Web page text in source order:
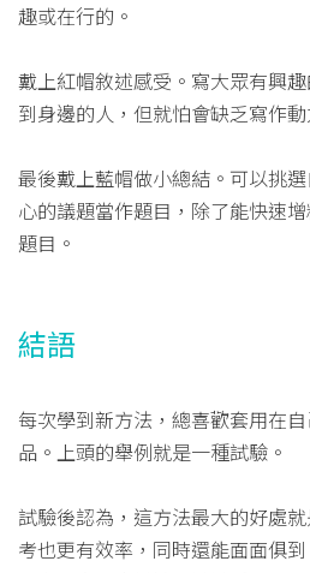
趣或在行的。
戴上紅帽敘述感受。寫大眾有興
到身邊的人，但就怕會缺乏寫作
最後戴上藍帽做小總結。可以挑
心的議題當作題目，除了能快速
題目。
結語
每次學到新方法，總喜歡套用在
品。上頭的舉例就是一種試驗。
試驗後認為，這方法最大的好處
考也更有效率，同時還能面面俱